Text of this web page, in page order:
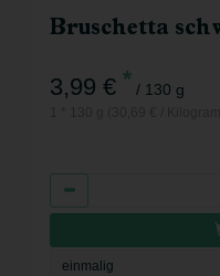
Bruschetta
3,99 € * / 130 g